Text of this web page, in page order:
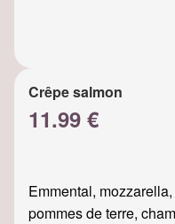
Crêpe salmon
11.99 €
Emmental,
pommes de terre,